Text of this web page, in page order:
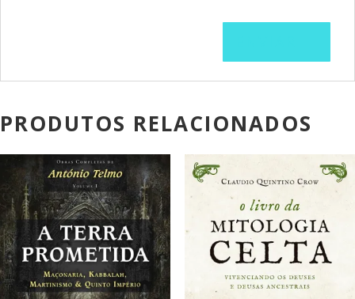
PRODUTOS RELACIONADOS
PROMOÇÃO! PROMOÇÃO!